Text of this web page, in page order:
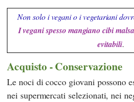
Non solo i vegani o i vegetariani
I vegani spesso mangiano cibi
evitabili.
Acquisto - Conservazione
Le noci di cocco giovani possono
nei supermercati selezionati, nei